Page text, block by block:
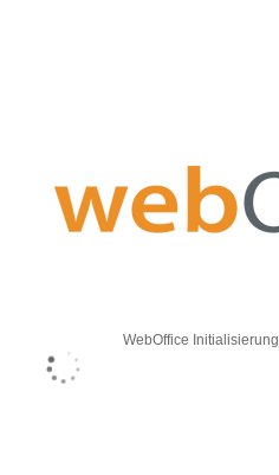
WebOffice Initialisierung